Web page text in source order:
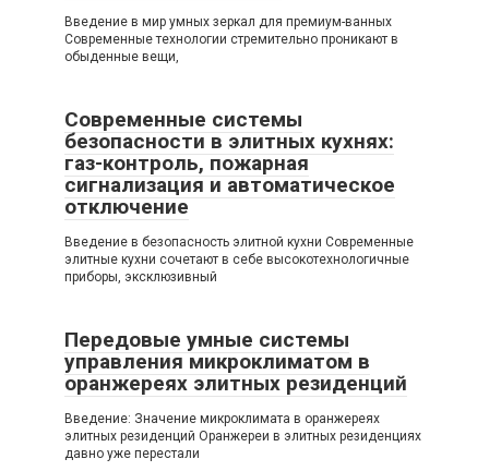
Введение в мир умных зеркал для премиум-ванных
Современные технологии стремительно проникают в
обыденные вещи,
Современные системы
безопасности в элитных кухнях:
газ-контроль, пожарная
сигнализация и автоматическое
отключение
Введение в безопасность элитной кухни Современные
элитные кухни сочетают в себе высокотехнологичные
приборы, эксклюзивный
Передовые умные системы
управления микроклиматом в
оранжереях элитных резиденций
Введение: Значение микроклимата в оранжереях
элитных резиденций Оранжереи в элитных резиденциях
давно уже перестали